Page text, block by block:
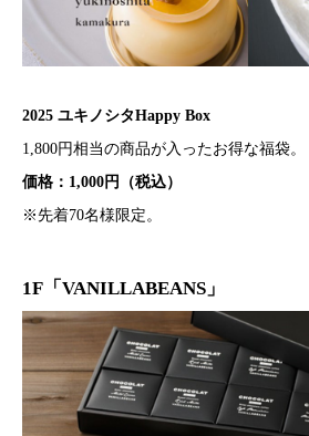
2025 ユキノシタHappy Box
1,800円相当の商品が入ったお得な福袋。
価格：1,000円（税込）
※先着70名様限定。
1F「VANILLABEANS」